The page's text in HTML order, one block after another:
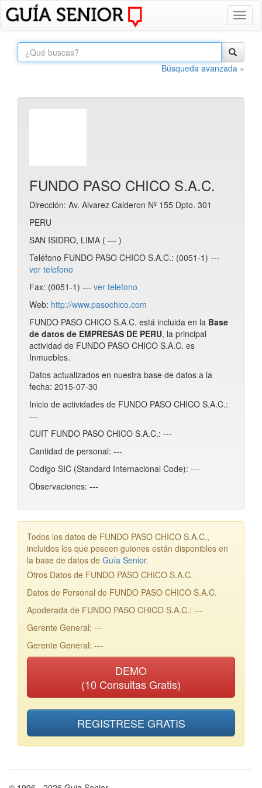
Búsqueda avanzada »
FUNDO PASO CHICO S.A.C.
Dirección: Av. Alvarez Calderon Nº 155 Dpto. 301
PERU
SAN ISIDRO, LIMA ( --- )
Teléfono FUNDO PASO CHICO S.A.C.: (0051-1) ---
ver telefono
Fax: (0051-1) --- ver telefono
Web: http://www.pasochico.com
FUNDO PASO CHICO S.A.C. está incluida en la Base
de datos de EMPRESAS DE PERU, la principal
actividad de FUNDO PASO CHICO S.A.C. es
Inmuebles.
Datos actualizados en nuestra base de datos a la
fecha: 2015-07-30
Inicio de actividades de FUNDO PASO CHICO S.A.C.:
---
CUIT FUNDO PASO CHICO S.A.C.: ---
Cantidad de personal: ---
Codigo SIC (Standard Internacional Code): ---
Observaciones: ---
Todos los datos de FUNDO PASO CHICO S.A.C.,
incluidos los que poseen guiones están disponibles en
la base de datos de Guía Senior.
Otros Datos de FUNDO PASO CHICO S.A.C.
Datos de Personal de FUNDO PASO CHICO S.A.C.
Apoderada de FUNDO PASO CHICO S.A.C.: ---
Gerente General: ---
Gerente General: ---
DEMO
(10 Consultas Gratis)
REGISTRESE GRATIS